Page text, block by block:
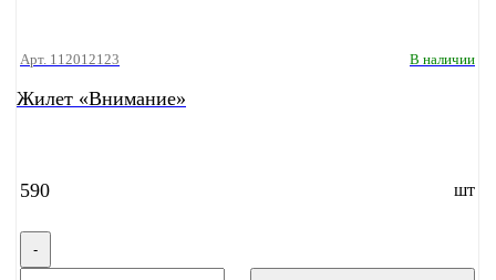
Арт. 112012123 В наличии
Жилет «Внимание»
590 шт
-